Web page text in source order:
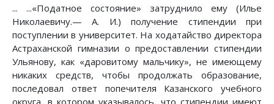
... ...«Податное состояние» затруднило ему (Илье
Николаевичу.— А. И.) получение стипендии при
поступлении в университет. На ходатайство директора
Астраханской гимназии о предоставлении стипендии
Ульянову, как «даровитому мальчику», не имеющему
никаких средств, чтобы продолжать образование,
последовал ответ попечителя Казанского учебного